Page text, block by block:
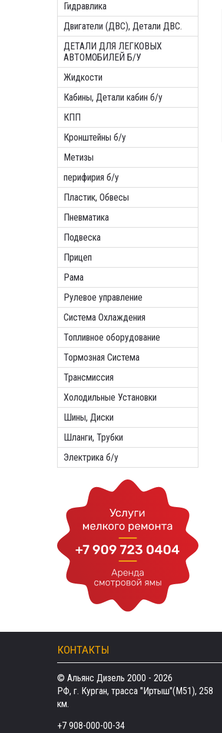
Гидравлика
Двигатели (ДВС), Детали ДВС.
ДЕТАЛИ ДЛЯ ЛЕГКОВЫХ
АВТОМОБИЛЕЙ Б/У
Жидкости
Кабины, Детали кабин б/у
КПП
Кронштейны б/у
Метизы
перифирия б/у
Пластик, Обвесы
Пневматика
Подвеска
Прицеп
Рама
Рулевое управление
Система Охлаждения
Топливное оборудование
Тормозная Система
Трансмиссия
Холодильные Установки
Шины, Диски
Шланги, Трубки
Электрика б/у
КОНТАКТЫ
© Альянс Дизель 2000 - 2026
РФ, г. Курган, трасса "Иртыш"(М51), 258
км.
+7 908-000-00-34